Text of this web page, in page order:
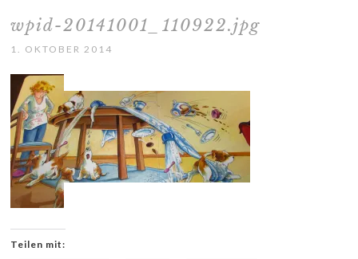
wpid-20141001_110922.jpg
1. OKTOBER 2014
Teilen mit: